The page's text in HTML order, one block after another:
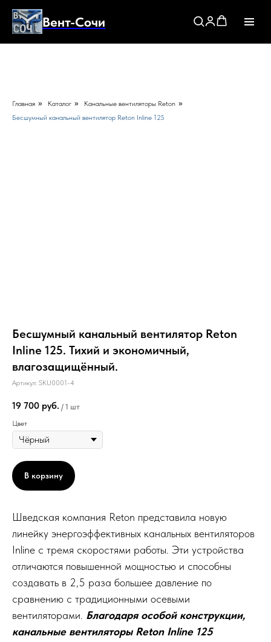
Вент-Сочи
Главная » Каталог » Канальные вентиляторы Reton »
Бесшумный канальный вентилятор Reton Inline 125
Бесшумный канальный вентилятор Reton
Inline 125. Тихий и экономичный,
влагозащищённый.
Артикул: SKU0001-4
19 700 руб. / 1 шт
Цвет
В корзину
Шведская компания Reton представила новую
линейку энергоэффективных канальных вентиляторов
Inline с тремя скоростями работы. Эти устройства
отличаются повышенной мощностью и способны
создавать в 2,5 раза большее давление по
сравнению с традиционными осевыми
вентиляторами. Благодаря особой конструкции,
канальные вентиляторы Reton Inline 125